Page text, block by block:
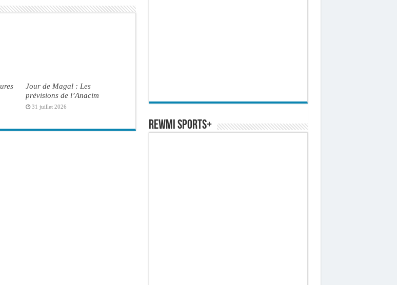
Jour de Magal : Les
prévisions de l’Anacim
31 juillet 2026
REWMI SPORTS+